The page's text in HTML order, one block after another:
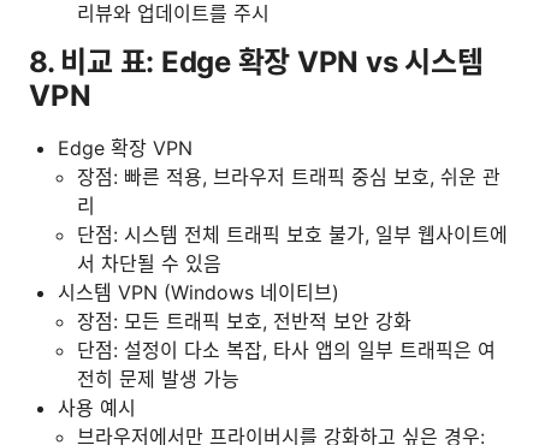
리뷰와 업데이트를 주시
8. 비교 표: Edge 확장 VPN vs 시스템
VPN
Edge 확장 VPN
장점: 빠른 적용, 브라우저 트래픽 중심 보호, 쉬운 관
리
단점: 시스템 전체 트래픽 보호 불가, 일부 웹사이트에
서 차단될 수 있음
시스템 VPN (Windows 네이티브)
장점: 모든 트래픽 보호, 전반적 보안 강화
단점: 설정이 다소 복잡, 타사 앱의 일부 트래픽은 여
전히 문제 발생 가능
사용 예시
브라우저에서만 프라이버시를 강화하고 싶은 경우: